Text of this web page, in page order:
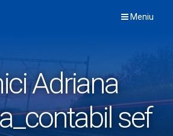
Meniu
Adriana
sef